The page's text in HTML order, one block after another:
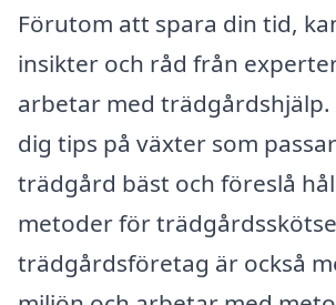
Förutom att spara din tid,
insikter och råd från
arbetar med trädgårdshjälp.
dig tips på växter som
trädgård bäst och föreslå
metoder för
trädgårdsföretag är också